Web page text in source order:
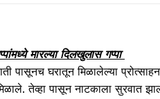
मारल्या दिलखुलास गप्पा
पासूनच घरातून मिळालेल्या
तेव्हा पासून नाटकाला सुरवात